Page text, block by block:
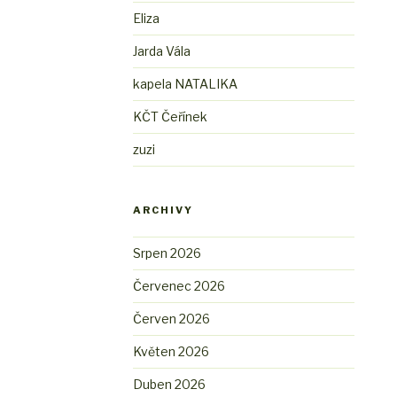
Eliza
Jarda Vála
kapela NATALIKA
KČT Čeřínek
zuzi
ARCHIVY
Srpen 2026
Červenec 2026
Červen 2026
Květen 2026
Duben 2026